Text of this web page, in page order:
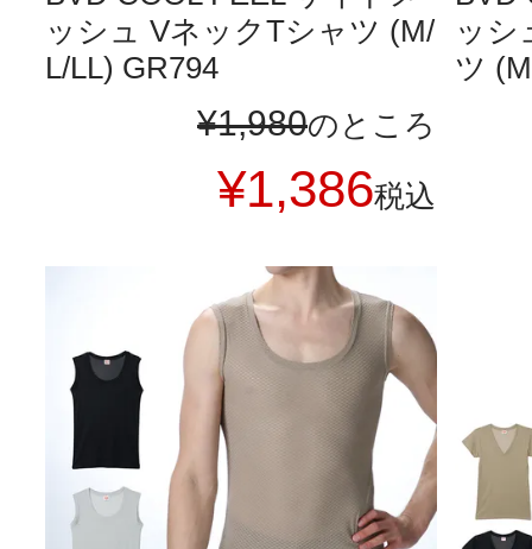
ッシュ VネックTシャツ (M/
L/LL) GR794
¥1,980のところ
¥1,386税込
ッシ
ツ